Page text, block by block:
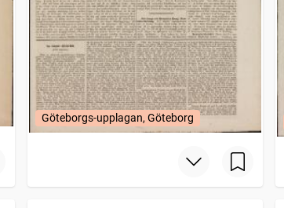
Göteborgs-upplagan, Göteborg